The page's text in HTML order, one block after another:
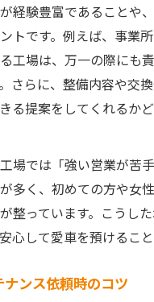
経験豊富であることや
トです。例えば、事業
工場は、万一の際にも
さらに、整備内容や交
る提案をしてくれるか
場では「強い営業が苦
多く、初めての方や女
整っています。こうし
心して愛車を預けること
ンス依頼時のコツ